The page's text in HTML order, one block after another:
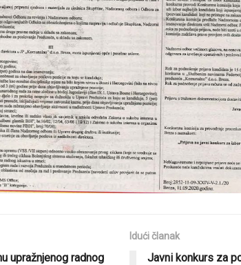
upražnjenog radnog
Idući članak
Javni konkurs za